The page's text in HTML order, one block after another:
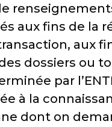
aux fins de la
aux
dossiers ou
par
à la
dont on